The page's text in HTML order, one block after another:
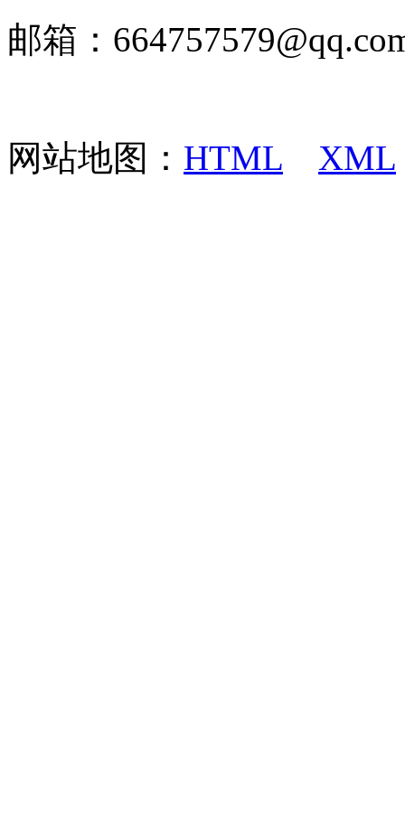
邮箱：
网站地图： HTML XML